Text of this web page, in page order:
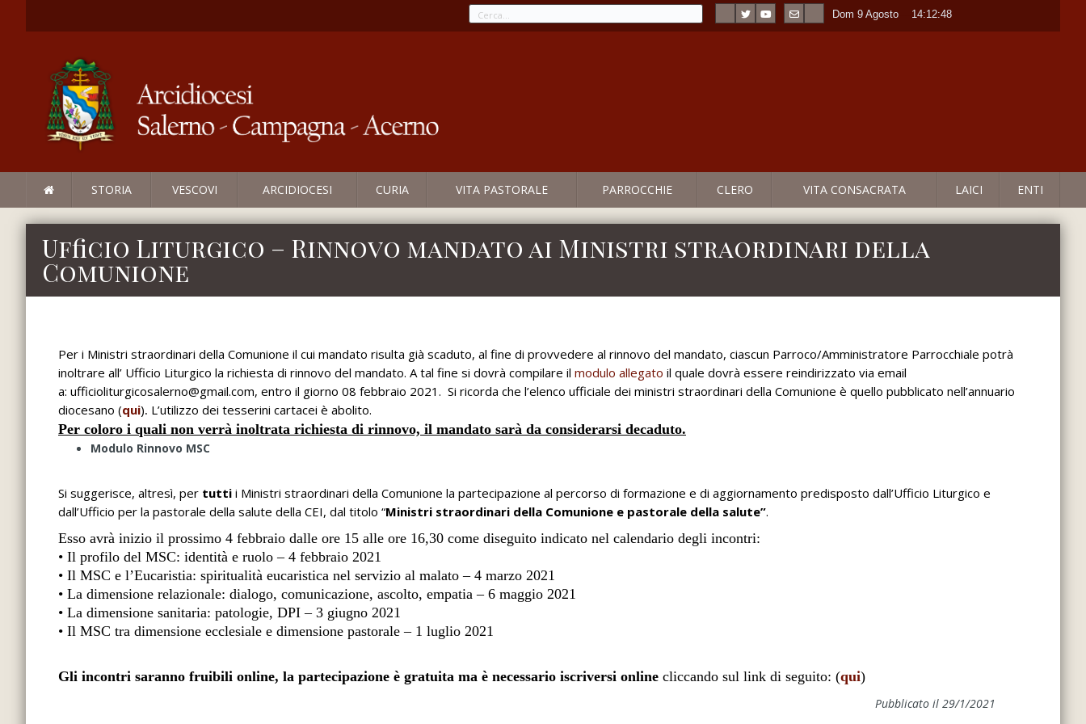
Dom 9 Agosto 14:12:48
STORIA VESCOVI ARCIDIOCESI CURIA VITA PASTORALE PARROCCHIE CLERO VITA CONSACRATA LAICI ENTI
Ufficio Liturgico – Rinnovo mandato ai Ministri straordinari della
Comunione
Per i Ministri straordinari della Comunione il cui mandato risulta già scaduto, al fine di provvedere al rinnovo del mandato, ciascun Parroco/Amministratore Parrocchiale potrà
inoltrare all’ Ufficio Liturgico la richiesta di rinnovo del mandato. A tal fine si dovrà compilare il modulo allegato il quale dovrà essere reindirizzato via email
a: ufficioliturgicosalerno@gmail.com, entro il giorno 08 febbraio 2021. Si ricorda che l’elenco ufficiale dei ministri straordinari della Comunione è quello pubblicato nell’annuario
diocesano (qui). L’utilizzo dei tesserini cartacei è abolito.
Per coloro i quali non verrà inoltrata richiesta di rinnovo, il mandato sarà da considerarsi decaduto.
Modulo Rinnovo MSC
Si suggerisce, altresì, per tutti i Ministri straordinari della Comunione la partecipazione al percorso di formazione e di aggiornamento predisposto dall’Ufficio Liturgico e
dall’Ufficio per la pastorale della salute della CEI, dal titolo “Ministri straordinari della Comunione e pastorale della salute”.
Esso avrà inizio il prossimo 4 febbraio dalle ore 15 alle ore 16,30 come diseguito indicato nel calendario degli incontri:
• Il profilo del MSC: identità e ruolo – 4 febbraio 2021
• Il MSC e l’Eucaristia: spiritualità eucaristica nel servizio al malato – 4 marzo 2021
• La dimensione relazionale: dialogo, comunicazione, ascolto, empatia – 6 maggio 2021
• La dimensione sanitaria: patologie, DPI – 3 giugno 2021
• Il MSC tra dimensione ecclesiale e dimensione pastorale – 1 luglio 2021
Gli incontri saranno fruibili online, la partecipazione è gratuita ma è necessario iscriversi online cliccando sul link di seguito: (qui)
Pubblicato il 29/1/2021